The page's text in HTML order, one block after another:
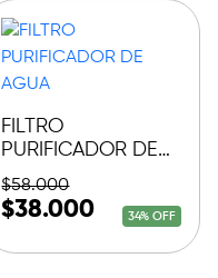
FILTRO
PURIFICADOR DE
AGUA
$58.000
$38.000 34% OFF